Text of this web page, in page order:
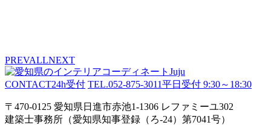
PREVALLNEXT
CONTACT24h受付 TEL.052-875-3011平日受付 9:30～18:30
〒470-0125 愛知県日進市赤池1-1306 レファミーユ302
建築士事務所（愛知県知事登録（ろ-24）第7041号）